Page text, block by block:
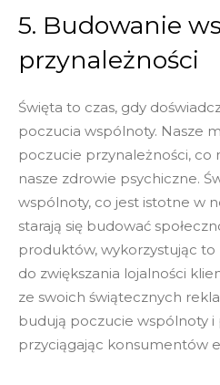
5. Budowanie
przynależności
Święta to czas, gdy
poczucia wspólnoty. Nasze
poczucie przynależności, co
nasze zdrowie psychiczne.
wspólnoty, co jest istotne w
starają się budować
produktów, wykorzystując
do zwiększania lojalności
ze swoich świątecznych
budują poczucie wspólnoty i
przyciągając konsumentów